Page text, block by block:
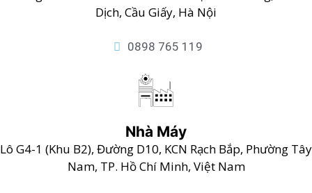
Dịch, Cầu Giấy, Hà Nội
0898 765 119
Nhà Máy
Lô G4-1 (Khu B2), Đường D10, KCN Rạch Bắp, Phường Tây
Nam, TP. Hồ Chí Minh, Việt Nam